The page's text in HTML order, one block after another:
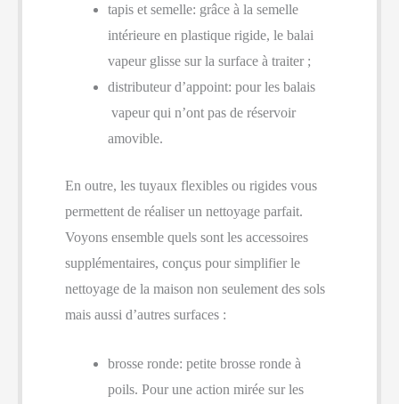
tapis et semelle: grâce à la semelle
intérieure en plastique rigide, le balai
vapeur glisse sur la surface à traiter ;
distributeur d’appoint: pour les balais
vapeur qui n’ont pas de réservoir
amovible.
En outre, les tuyaux flexibles ou rigides vous
permettent de réaliser un nettoyage parfait.
Voyons ensemble quels sont les accessoires
supplémentaires, conçus pour simplifier le
nettoyage de la maison non seulement des sols
mais aussi d’autres surfaces :
brosse ronde: petite brosse ronde à
poils. Pour une action mirée sur les